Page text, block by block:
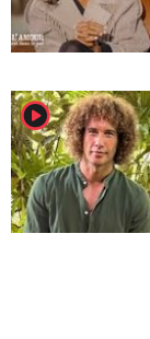
player2